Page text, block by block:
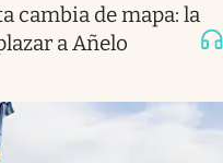
cambia de mapa: la
a Añelo